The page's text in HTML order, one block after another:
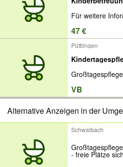
Für weitere
47 €
Püttlingen
VB
Alternative Anzeigen in der
Schwalbach
- freie Plätze